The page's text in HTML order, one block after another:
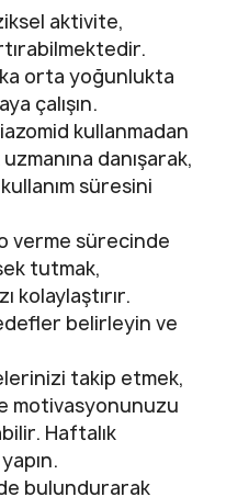
aktivite,
orta yoğunlukta
çalışın.
kullanmadan
danışarak,
süresini
verme sürecinde
tutmak,
kolaylaştırır.
belirleyin ve
takip etmek,
motivasyonunuzu
Haftalık
bulundurarak